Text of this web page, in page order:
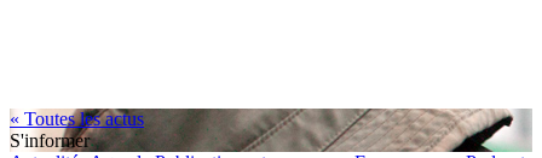
« Toutes les actus
S'informer